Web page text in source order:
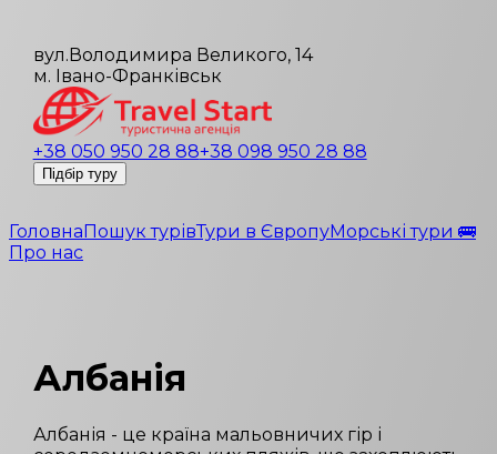
вул.Володимира Великого, 14
м. Івано-Франківськ
+38 050 950 28 88+38 098 950 28 88
Підбір туру
ГоловнаПошук турівТури в ЄвропуМорські тури 🚌
Про нас
Албанія
Албанія - це країна мальовничих гір і